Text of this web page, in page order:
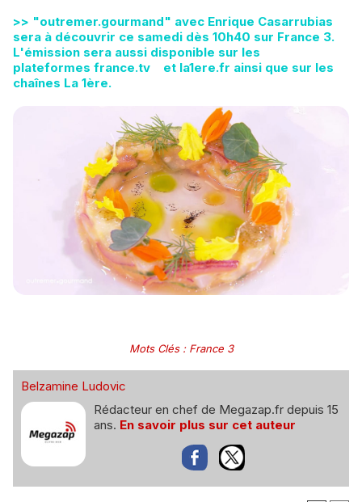
>> "outremer.gourmand" avec Enrique Casarrubias
sera à découvrir ce samedi dès 10h40 sur France 3.
L'émission sera aussi disponible sur les
plateformes france.tv
et la1ere.fr ainsi que sur les
chaînes La 1ère.
Mots Clés: France 3
Belzamine Ludovic
Rédacteur en chef de Megazap.fr depuis 15
ans. En savoir plus sur cet auteur